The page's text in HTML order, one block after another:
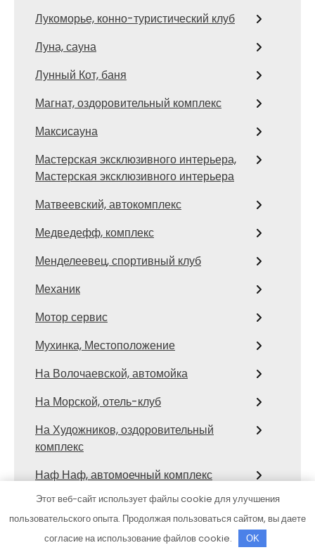
Лукоморье, конно-туристический клуб
Луна, сауна
Лунный Кот, баня
Магнат, оздоровительный комплекс
Максисауна
Мастерская эксклюзивного интерьера,
Мастерская эксклюзивного интерьера
Матвеевский, автокомплекс
Медведефф, комплекс
Менделеевец, спортивный клуб
Механик
Мотор сервис
Мухинка, Местоположение
На Волочаевской, автомойка
На Морской, отель-клуб
На Художников, оздоровительный
комплекс
Наф Наф, автомоечный комплекс
Нирвана СПА, оздоровительный
комплекс
Общественная баня, Общественная
Этот веб-сайт использует файлы cookie для улучшения
пользовательского опыта. Продолжая пользоваться сайтом, вы даете
согласие на использование файлов cookie.
OK